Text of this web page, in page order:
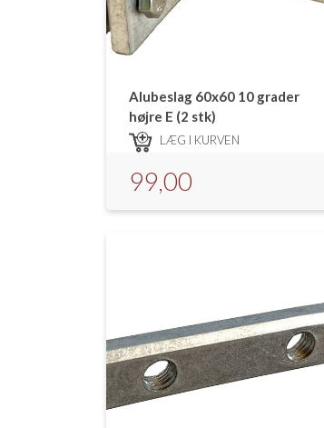
Alubeslag 60x60 10 grader
højre E (2 stk)
LÆG I KURVEN
99,00